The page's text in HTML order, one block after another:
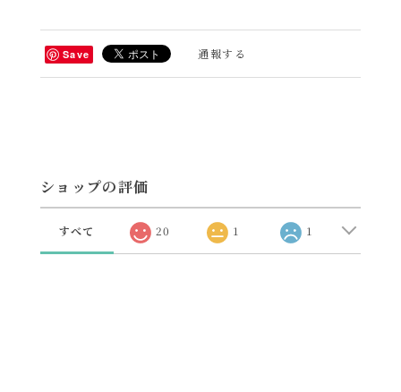
Save 通報する
ショップの評価
すべて 20 1 1